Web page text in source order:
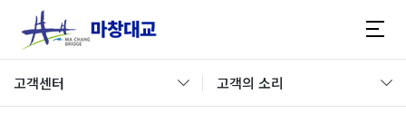
고객센터 고객의 소리